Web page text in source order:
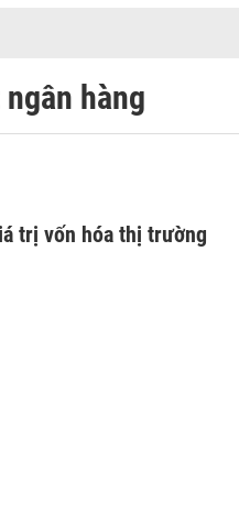
hàng
trị vốn hóa thị trường